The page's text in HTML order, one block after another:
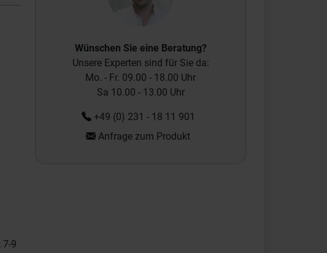
7-9
Wünschen Sie eine Beratung?
Unsere Experten sind für Sie da:
Mo. - Fr. 09.00 - 18.00 Uhr
Sa 10.00 - 13.00 Uhr
+49 (0) 231 - 18 11 901
Anfrage zum Produkt